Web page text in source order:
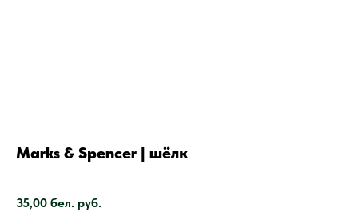
Marks & Spencer | шёлк
35,00 бел. руб.